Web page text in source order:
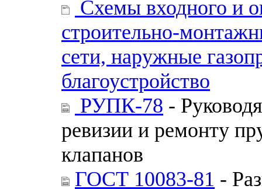
Схемы входного и
строительно-
сети, наружные
благоустройство
РУПК-78 -
ревизии и ремонту
клапанов
ГОСТ 10083-81 -